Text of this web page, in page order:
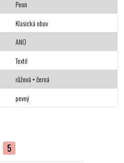
Peon
Klasická obuv
ANO
Textil
růžová + černá
pevný
5